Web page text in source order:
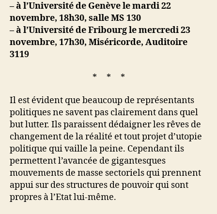
– à l’Université de Genève le mardi 22
novembre, 18h30, salle MS 130
– à l’Université de Fribourg le mercredi 23
novembre, 17h30, Miséricorde, Auditoire
3119
* * *
Il est évident que beaucoup de représentants
politiques ne savent pas clairement dans quel
but lutter. Ils paraissent dédaigner les rêves de
changement de la réalité et tout projet d’utopie
politique qui vaille la peine. Cependant ils
permettent l’avancée de gigantesques
mouvements de masse sectoriels qui prennent
appui sur des structures de pouvoir qui sont
propres à l’Etat lui-même.